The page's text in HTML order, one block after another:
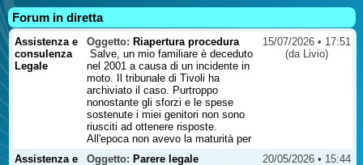
Forum in diretta
Assistenza e
consulenza
Legale
Oggetto: Riapertura procedura
Salve, un mio familiare è deceduto
nel 2001 a causa di un incidente in
moto. Il tribunale di Tivoli ha
archiviato il caso. Purtroppo
nonostante gli sforzi e le spese
sostenute i miei genitori non sono
riusciti ad ottenere risposte.
All'epoca non avevo la maturità per
poter in qualche modo cercare di
15/07/2026 • 17:51
(da Livio)
Assistenza e
Oggetto: Parere legale
20/05/2026 • 15:44